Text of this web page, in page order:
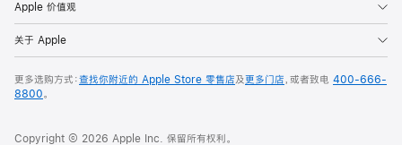
Apple 价值观
关于 Apple
更多选购方式：查找你附近的 Apple Store 零售店及更多门店，或者致电 400-666-
8800。
Copyright © 2026 Apple Inc. 保留所有权利。